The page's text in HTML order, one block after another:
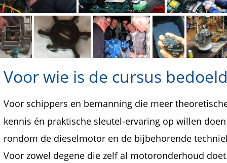
Voor wie is de cursus
Voor schippers en bemanning die meer
kennis én praktische sleutel-ervaring op willen
rondom de dieselmotor en de bijbehorende
Voor zowel degene die zelf al motoronderhoud